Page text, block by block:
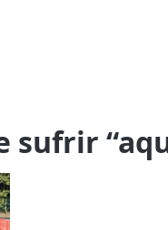
sufrir